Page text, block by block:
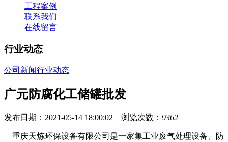
工程案例
联系我们
在线留言
行业动态
公司新闻行业动态
广元防腐化工储罐批发
发布日期：2021-05-14 18:00:02 浏览次数： 9362
重庆天炼环保设备有限公司是一家集工业废气处理设备、防